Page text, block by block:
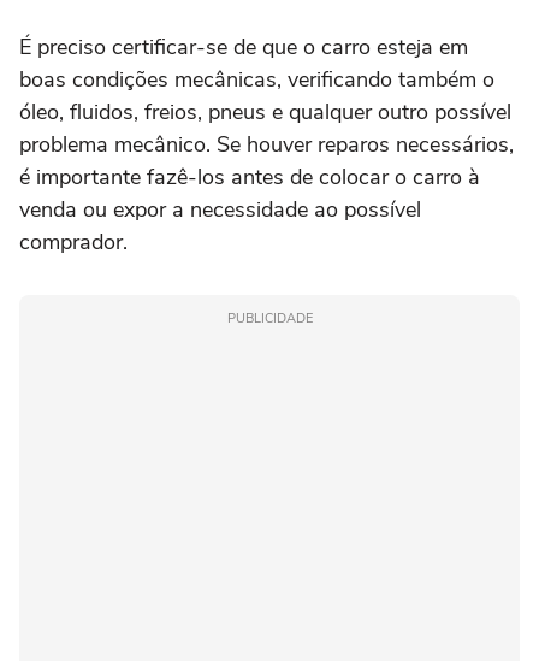
É preciso certificar-se de que o carro esteja em
boas condições mecânicas, verificando também o
óleo, fluidos, freios, pneus e qualquer outro possível
problema mecânico. Se houver reparos necessários,
é importante fazê-los antes de colocar o carro à
venda ou expor a necessidade ao possível
comprador.
PUBLICIDADE